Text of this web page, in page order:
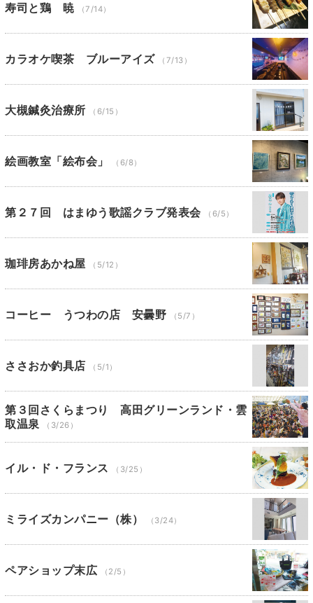
寿司と鶏 暁 （7/14）
カラオケ喫茶 ブルーアイズ （7/13）
大槻鍼灸治療所 （6/15）
絵画教室「絵布会」 （6/8）
第２７回 はまゆう歌謡クラブ発表会 （6/5）
珈琲房あかね屋 （5/12）
コーヒー うつわの店 安曇野 （5/7）
ささおか釣具店 （5/1）
第３回さくらまつり 高田グリーンランド・雲
取温泉
（3/26）
イル・ド・フランス （3/25）
ミライズカンパニー（株） （3/24）
ペアショップ末広 （2/5）